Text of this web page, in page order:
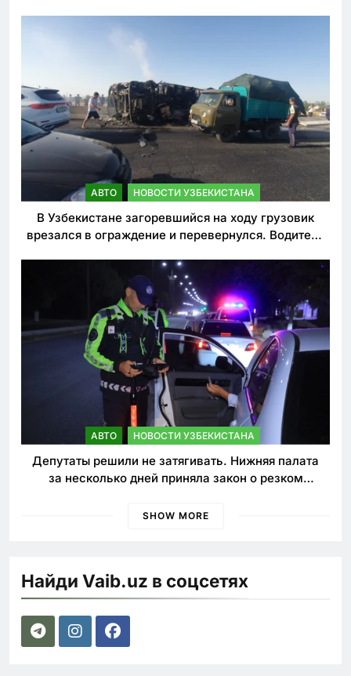
АВТО НОВОСТИ УЗБЕКИСТАНА
В Узбекистане загоревшийся на ходу грузовик
врезался в ограждение и перевернулся. Водитель
АВТО НОВОСТИ УЗБЕКИСТАНА
Депутаты решили не затягивать. Нижняя палата
за несколько дней приняла закон о резком
SHOW MORE
Найди Vaib.uz в соцсетях